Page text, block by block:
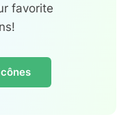
favorite